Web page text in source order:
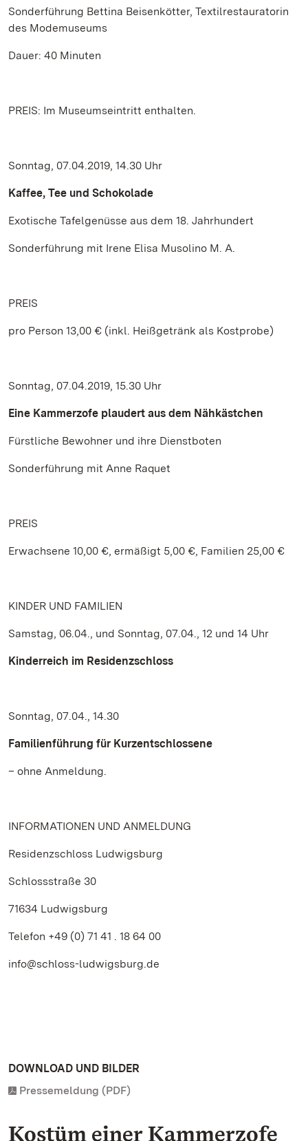
Sonderführung Bettina Beisenkötter, Textilrestauratorin
des Modemuseums
Dauer: 40 Minuten
PREIS: Im Museumseintritt enthalten.
Sonntag, 07.04.2019, 14.30 Uhr
Kaffee, Tee und Schokolade
Exotische Tafelgenüsse aus dem 18. Jahrhundert
Sonderführung mit Irene Elisa Musolino M. A.
PREIS
pro Person 13,00 € (inkl. Heißgetränk als Kostprobe)
Sonntag, 07.04.2019, 15.30 Uhr
Eine Kammerzofe plaudert aus dem Nähkästchen
Fürstliche Bewohner und ihre Dienstboten
Sonderführung mit Anne Raquet
PREIS
Erwachsene 10,00 €, ermäßigt 5,00 €, Familien 25,00 €
KINDER UND FAMILIEN
Samstag, 06.04., und Sonntag, 07.04., 12 und 14 Uhr
Kinderreich im Residenzschloss
Sonntag, 07.04., 14.30
Familienführung für Kurzentschlossene
– ohne Anmeldung.
INFORMATIONEN UND ANMELDUNG
Residenzschloss Ludwigsburg
Schlossstraße 30
71634 Ludwigsburg
Telefon +49 (0) 71 41 . 18 64 00
info@schloss-ludwigsburg.de
DOWNLOAD UND BILDER
Pressemeldung (PDF)
Kostüm einer Kammerzofe